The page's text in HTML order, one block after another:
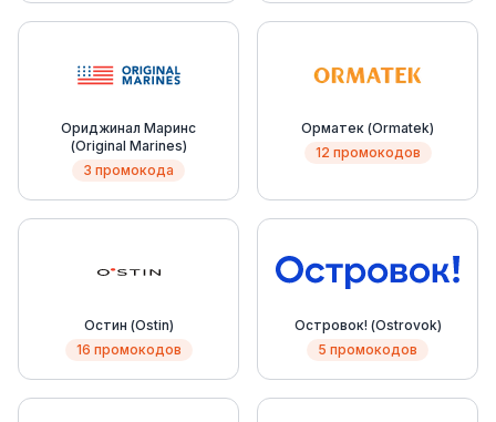
Ориджинал Маринс
(Original Marines)
3 промокода
Орматек (Ormatek)
12 промокодов
Остин (Ostin)
16 промокодов
Островок! (Ostrovok)
5 промокодов